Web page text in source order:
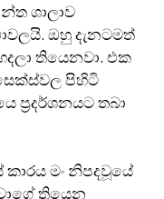
ශාලාව
ඔහු දැනටමත්
තියෙනවා. එක
පිහිටි
තබා
මං නිපදවූයේ
තියෙන